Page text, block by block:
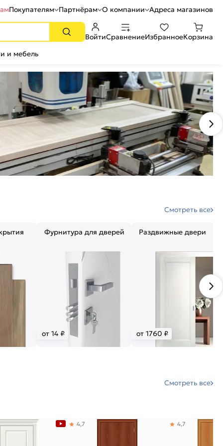
Покупателям Партнёрам О компании Адреса магазинов
ВойтиСравнениеИзбранноеКорзина
и мебель
Смотреть все
Фурнитура для дверей
от 14 ₽
Раздвижные двери
от 1760 ₽
Смотреть все
4,7 4,7